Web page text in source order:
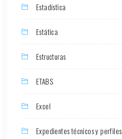
Estadística
Estática
Estructuras
ETABS
Excel
Expedientes técnicos y perfiles